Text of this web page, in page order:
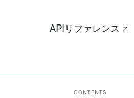
APIリファレンス ↗
CONTENTS